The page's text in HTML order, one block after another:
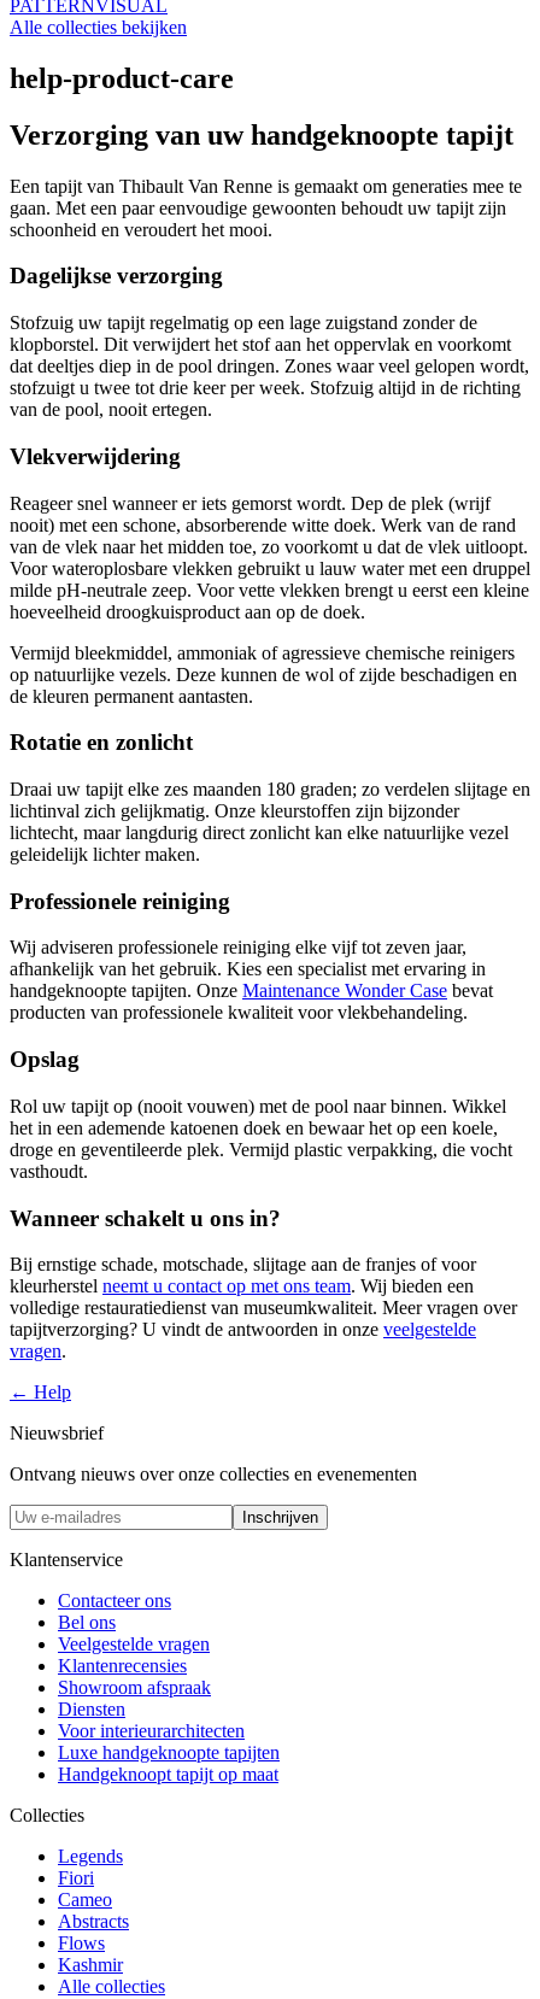
PATTERNVISUAL
Alle collecties bekijken
help-product-care
Verzorging van uw handgeknoopte tapijt
Een tapijt van Thibault Van Renne is gemaakt om generaties mee te
gaan. Met een paar eenvoudige gewoonten behoudt uw tapijt zijn
schoonheid en veroudert het mooi.
Dagelijkse verzorging
Stofzuig uw tapijt regelmatig op een lage zuigstand zonder de
klopborstel. Dit verwijdert het stof aan het oppervlak en voorkomt
dat deeltjes diep in de pool dringen. Zones waar veel gelopen wordt,
stofzuigt u twee tot drie keer per week. Stofzuig altijd in de richting
van de pool, nooit ertegen.
Vlekverwijdering
Reageer snel wanneer er iets gemorst wordt. Dep de plek (wrijf
nooit) met een schone, absorberende witte doek. Werk van de rand
van de vlek naar het midden toe, zo voorkomt u dat de vlek uitloopt.
Voor wateroplosbare vlekken gebruikt u lauw water met een druppel
milde pH-neutrale zeep. Voor vette vlekken brengt u eerst een kleine
hoeveelheid droogkuisproduct aan op de doek.
Vermijd bleekmiddel, ammoniak of agressieve chemische reinigers
op natuurlijke vezels. Deze kunnen de wol of zijde beschadigen en
de kleuren permanent aantasten.
Rotatie en zonlicht
Draai uw tapijt elke zes maanden 180 graden; zo verdelen slijtage en
lichtinval zich gelijkmatig. Onze kleurstoffen zijn bijzonder
lichtecht, maar langdurig direct zonlicht kan elke natuurlijke vezel
geleidelijk lichter maken.
Professionele reiniging
Wij adviseren professionele reiniging elke vijf tot zeven jaar,
afhankelijk van het gebruik. Kies een specialist met ervaring in
handgeknoopte tapijten. Onze Maintenance Wonder Case bevat
producten van professionele kwaliteit voor vlekbehandeling.
Opslag
Rol uw tapijt op (nooit vouwen) met de pool naar binnen. Wikkel
het in een ademende katoenen doek en bewaar het op een koele,
droge en geventileerde plek. Vermijd plastic verpakking, die vocht
vasthoudt.
Wanneer schakelt u ons in?
Bij ernstige schade, motschade, slijtage aan de franjes of voor
kleurherstel neemt u contact op met ons team. Wij bieden een
volledige restauratiedienst van museumkwaliteit. Meer vragen over
tapijtverzorging? U vindt de antwoorden in onze veelgestelde
vragen.
← Help
Nieuwsbrief
Ontvang nieuws over onze collecties en evenementen
Inschrijven
Klantenservice
Contacteer ons
Bel ons
Veelgestelde vragen
Klantenrecensies
Showroom afspraak
Diensten
Voor interieurarchitecten
Luxe handgeknoopte tapijten
Handgeknoopt tapijt op maat
Collecties
Legends
Fiori
Cameo
Abstracts
Flows
Kashmir
Alle collecties